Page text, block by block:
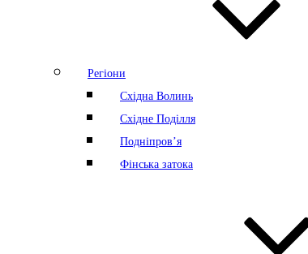
Регіони
Східна Волинь
Східне Поділля
Подніпров’я
Фінська затока